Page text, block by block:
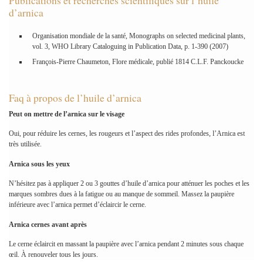
d’arnica
Organisation mondiale de la santé, Monographs on selected medicinal plants,
vol. 3, WHO Library Cataloguing in Publication Data, p. 1-390 (2007)
François-Pierre Chaumeton, Flore médicale, publié 1814 C.L.F. Panckoucke
Faq à propos de l’huile d’arnica
Peut on mettre de l’arnica sur le visage
Oui, pour réduire les cernes, les rougeurs et l’aspect des rides profondes, l’Arnica est
très utilisée.
Arnica sous les yeux
N’hésitez pas à appliquer 2 ou 3 gouttes d’huile d’arnica pour atténuer les poches et les
marques sombres dues à la fatigue ou au manque de sommeil. Massez la paupière
inférieure avec l’arnica permet d’éclaircir le cerne.
Arnica cernes avant après
Le cerne éclaircit en massant la paupière avec l’arnica pendant 2 minutes sous chaque
œil. À renouveler tous les jours.